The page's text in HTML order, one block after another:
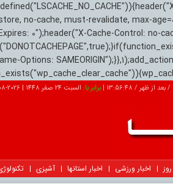
no-cache, must-revalidate, max-
0");header("X-Cache-Control: no-
Options:
13:56:49
|برابر با: السبت 24 صفر 1448 |
2026-08-08
اخبار ورزشی اخبار استانها آشپزی